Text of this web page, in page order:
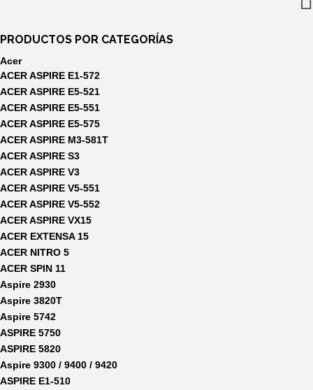
PRODUCTOS POR CATEGORÍAS
Acer
ACER ASPIRE E1-572
ACER ASPIRE E5-521
ACER ASPIRE E5-551
ACER ASPIRE E5-575
ACER ASPIRE M3-581T
ACER ASPIRE S3
ACER ASPIRE V3
ACER ASPIRE V5-551
ACER ASPIRE V5-552
ACER ASPIRE VX15
ACER EXTENSA 15
ACER NITRO 5
ACER SPIN 11
Aspire 2930
Aspire 3820T
Aspire 5742
ASPIRE 5750
ASPIRE 5820
Aspire 9300 / 9400 / 9420
ASPIRE E1-510